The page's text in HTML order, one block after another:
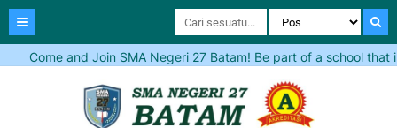
Come and Join SMA Negeri 27 Batam! Be part of a school